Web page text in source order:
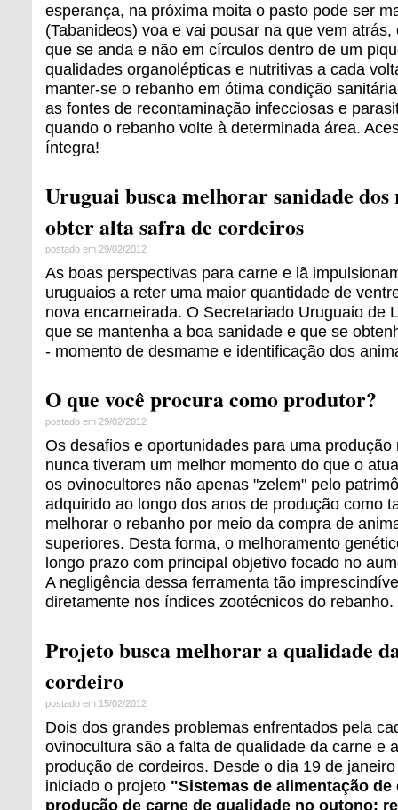
esperança, na próxima moita o pasto pode ser
(Tabanideos) voa e vai pousar na que vem
que se anda e não em círculos dentro de um
qualidades organolépticas e nutritivas a cada
manter-se o rebanho em ótima condição
as fontes de recontaminação infecciosas e
quando o rebanho volte à determinada área.
íntegra!
Uruguai busca melhorar sanidade dos
obter alta safra de cordeiros
postado em 29/02/2012
As boas perspectivas para carne e lã
uruguaios a reter uma maior quantidade de
nova encarneirada. O Secretariado Uruguaio de
que se mantenha a boa sanidade e que se
- momento de desmame e identificação dos
O que você procura como produtor?
postado em 29/02/2012
Os desafios e oportunidades para uma produção
nunca tiveram um melhor momento do que o
os ovinocultores não apenas "zelem" pelo
adquirido ao longo dos anos de produção como
melhorar o rebanho por meio da compra de
superiores. Desta forma, o melhoramento
longo prazo com principal objetivo focado no
A negligência dessa ferramenta tão
diretamente nos índices zootécnicos do rebanho.
Projeto busca melhorar a qualidade
cordeiro
postado em 15/02/2012
Dois dos grandes problemas enfrentados pela
ovinocultura são a falta de qualidade da carne e
produção de cordeiros. Desde o dia 19 de
iniciado o projeto "Sistemas de alimentação
produção de carne de qualidade no outono: